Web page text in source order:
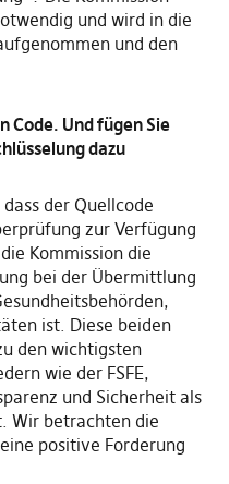
und wird in die
und den
Code. Und fügen Sie
dazu
der Quellcode
zur Verfügung
Kommission die
bei der Übermittlung
ist. Diese beiden
den wichtigsten
wie der FSFE,
und Sicherheit als
Wir betrachten die
positive Forderung